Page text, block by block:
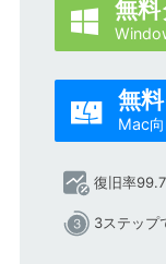
 無
 無
Mac
復旧率
3ステップ